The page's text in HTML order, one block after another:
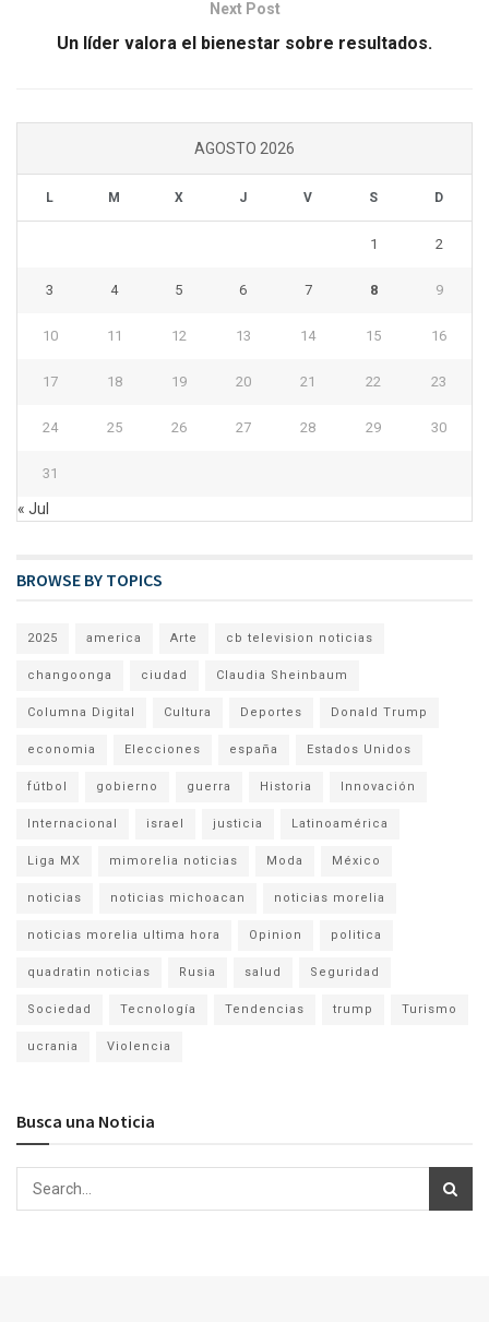
Next Post
Un líder valora el bienestar sobre resultados.
AGOSTO 2026
L M X J V S D
1 2
3 4 5 6 7 8 9
10 11 12 13 14 15 16
17 18 19 20 21 22 23
24 25 26 27 28 29 30
31
« Jul
BROWSE BY TOPICS
2025 america Arte cb television noticias
changoonga ciudad Claudia Sheinbaum
Columna Digital Cultura Deportes Donald Trump
economia Elecciones españa Estados Unidos
fútbol gobierno guerra Historia Innovación
Internacional israel justicia Latinoamérica
Liga MX mimorelia noticias Moda México
noticias noticias michoacan noticias morelia
noticias morelia ultima hora Opinion politica
quadratin noticias Rusia salud Seguridad
Sociedad Tecnología Tendencias trump Turismo
ucrania Violencia
Busca una Noticia